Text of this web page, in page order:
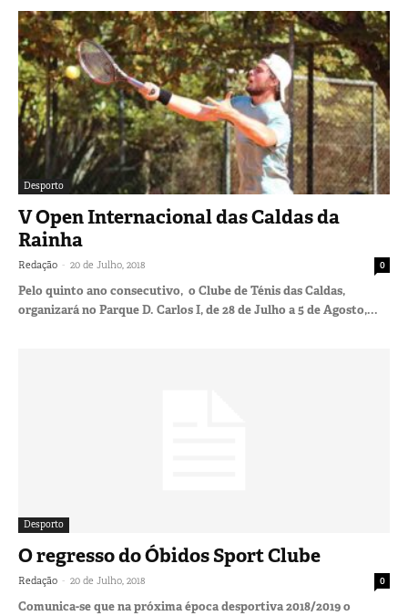
Desporto
V Open Internacional das Caldas da
Rainha
Redação - 20 de Julho, 2018 0
Pelo quinto ano consecutivo, o Clube de Ténis das Caldas,
organizará no Parque D. Carlos I, de 28 de Julho a 5 de Agosto,...
Desporto
O regresso do Óbidos Sport Clube
Redação - 20 de Julho, 2018 0
Comunica-se que na próxima época desportiva 2018/2019 o